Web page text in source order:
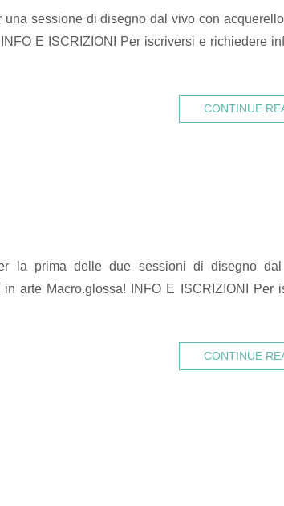
sessione di disegno dal vivo con
E ISCRIZIONI Per iscriversi e richiedere
CONTINUE
la prima delle due sessioni di disegno
arte Macro.glossa! INFO E ISCRIZIONI Per
CONTINUE